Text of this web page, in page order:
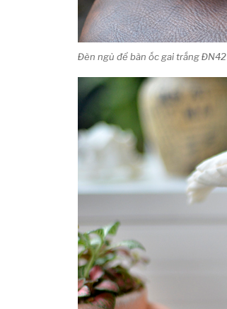
Đèn ngủ để bàn ốc gai trắng ĐN42